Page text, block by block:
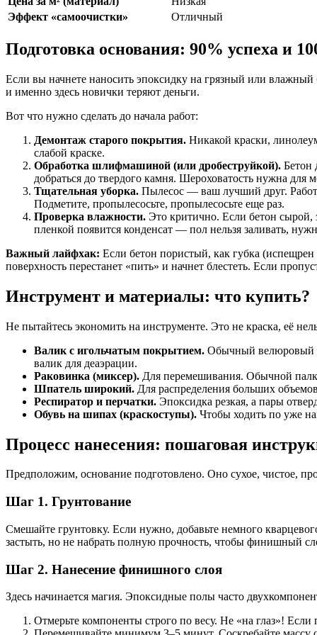
Эффект «самоочистки»
Отличный
Подготовка основания: 90% успеха и
Если вы начнете наносить эпоксидку на грязный или
и именно здесь новички теряют деньги.
Вот что нужно сделать до начала работ:
Демонтаж старого покрытия. Никакой краски,
слабой краске.
Обработка шлифмашиной (или дробеструйкой). Бетон
добраться до твердого камня. Шероховатость нужна для
Тщательная уборка. Пылесос — ваш лучший друг.
Подметите, пропылесосьте, пропылесосьте еще раз.
Проверка влажности. Это критично. Если бетон сырой,
пленкой появится конденсат — пол нельзя заливать,
Важный лайфхак: Если бетон пористый, как губка
поверхность перестанет «пить» и начнет блестеть. Если
Инструмент и материалы: что купить?
Не пытайтесь экономить на инструменте. Это не краска, её
Валик с игольчатым покрытием. Обычный велюровый
валик для деаэрации.
Раковинка (миксер). Для перемешивания. Обычной
Шпатель широкий. Для распределения больших
Респиратор и перчатки. Эпоксидка резкая, а пары
Обувь на шипах (краскоступы). Чтобы ходить по уже
Процесс нанесения: пошаговая
Предположим, основание подготовлено. Оно сухое, чистое,
Шаг 1. Грунтование
Смешайте грунтовку. Если нужно, добавьте немного
застыть, но не набрать полную прочность, чтобы финишный
Шаг 2. Нанесение финишного слоя
Здесь начинается магия. Эпоксидные полы часто
Отмерьте компоненты строго по весу. Не «на глаз»!